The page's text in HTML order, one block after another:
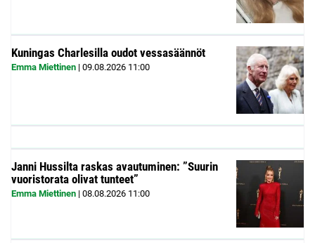
Kuningas Charlesilla oudot vessasäännöt
Emma Miettinen | 09.08.2026 11:00
Janni Hussilta raskas avautuminen: ”Suurin
vuoristorata olivat tunteet”
Emma Miettinen | 08.08.2026 11:00